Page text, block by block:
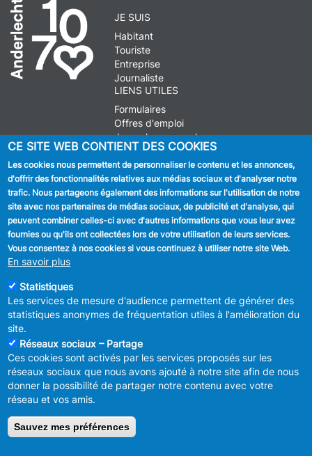
JE SUIS
Habitant
Touriste
Entreprise
Journaliste
LIENS UTILES
Formulaires
Offres d'emploi
Journal communal
Stationnement
SUIVEZ NOUS
Facebook
Linkedin
MENU
FOOTER
LEGAL
Déclaration de confidentialité
Déclaration d'accessibilité
modération des réseaux sociaux
CE SITE WEB CONTIENT DES COOKIES
Les cookies nous permettent de personnaliser le contenu et les annonces,
d'offrir des fonctionnalités relatives aux médias sociaux et d'analyser notre
trafic. Nous partageons également des informations sur l'utilisation de notre
site avec nos partenaires de médias sociaux, de publicité et d'analyse, qui
peuvent combiner celles-ci avec d'autres informations que vous leur avez
fournies ou qu'ils ont collectées lors de votre utilisation de leurs services.
Vous consentez à nos cookies si vous continuez à utiliser notre site Web.
En savoir plus
Statistiques
Les services de mesure d'audience permettent de générer des
statistiques anonymes de fréquentation utiles à l'amélioration du
site.
Réseaux sociaux – Partage
Ces cookies sont activés par les services proposés sur les
réseaux sociaux que nous avons ajouté à notre site afin de nous
donner la possibilité de partager notre contenu avec votre
réseau et vos amis.
Sauvez mes préférences